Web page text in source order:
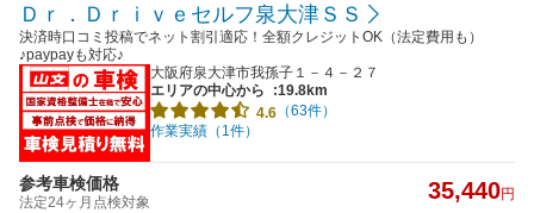
Ｄｒ．Ｄｒｉｖｅセルフ泉大津ＳＳ
決済時口コミ投稿でネット割引適応！全額クレジットOK（法定費用も）
♪paypayも対応♪
大阪府泉大津市我孫子１－４－２７
エリアの中心から
:19.8km
4.6 （63件）
作業実績（1件）
参考車検価格
法定24ヶ月点検対象 35,440円